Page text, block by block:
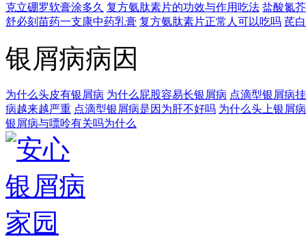
克立硼罗软膏涂多久 复方氨肽素片的功效与作用吃法 盐酸氮
舒必刻苗药一支康中药乳膏 复方氨肽素片正常人可以吃吗 芪
银屑病病因
为什么头皮有银屑病 为什么屁股容易长银屑病 点滴型银屑病
病越来越严重 点滴型银屑病是因为肝不好吗 为什么头上银屑
银屑病与嘌呤有关吗为什么